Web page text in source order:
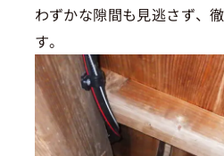
わずかな隙間も見逃さず、
す。